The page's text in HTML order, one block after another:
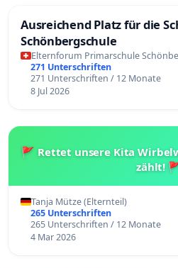
Ausreichend Platz für die
Schönbergschule
Elternforum Primarschule
271 Unterschriften
271 Unterschriften / 12 Monate
8 Jul 2026
🚩 Rettet unsere Kita
zählt!
Tanja Mütze (Elternteil)
265 Unterschriften
265 Unterschriften / 12 Monate
4 Mar 2026